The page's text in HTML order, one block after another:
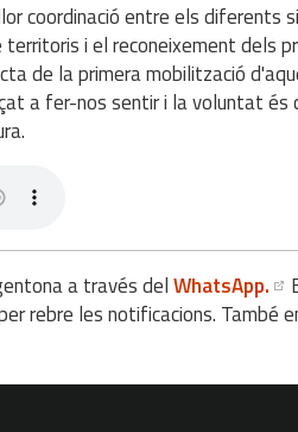
coordinació entre els diferents
i el reconeixement dels
de la primera mobilització
a fer-nos sentir i la voluntat
a través delWhatsApp.
rebre les notificacions. També